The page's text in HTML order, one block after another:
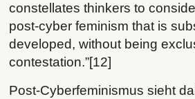
constellates thinkers to
post-cyber feminism that is
developed, without being
contestation.”[12]
Post-Cyberfeminismus sieht